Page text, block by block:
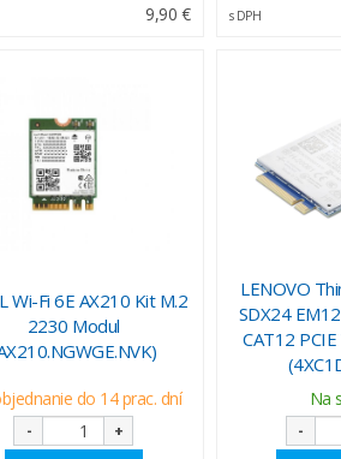
9,90 € s DPH
Wi-Fi 6E AX210 Kit M.2
2230 Modul
do 14 prac. dní
- +
LENOVO
SDX24
CAT12
Na
-